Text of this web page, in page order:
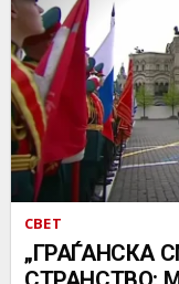
СВЕТ
„ГРАЃАНСКА